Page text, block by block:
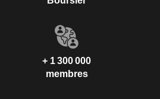
+ 1 300 000
membres